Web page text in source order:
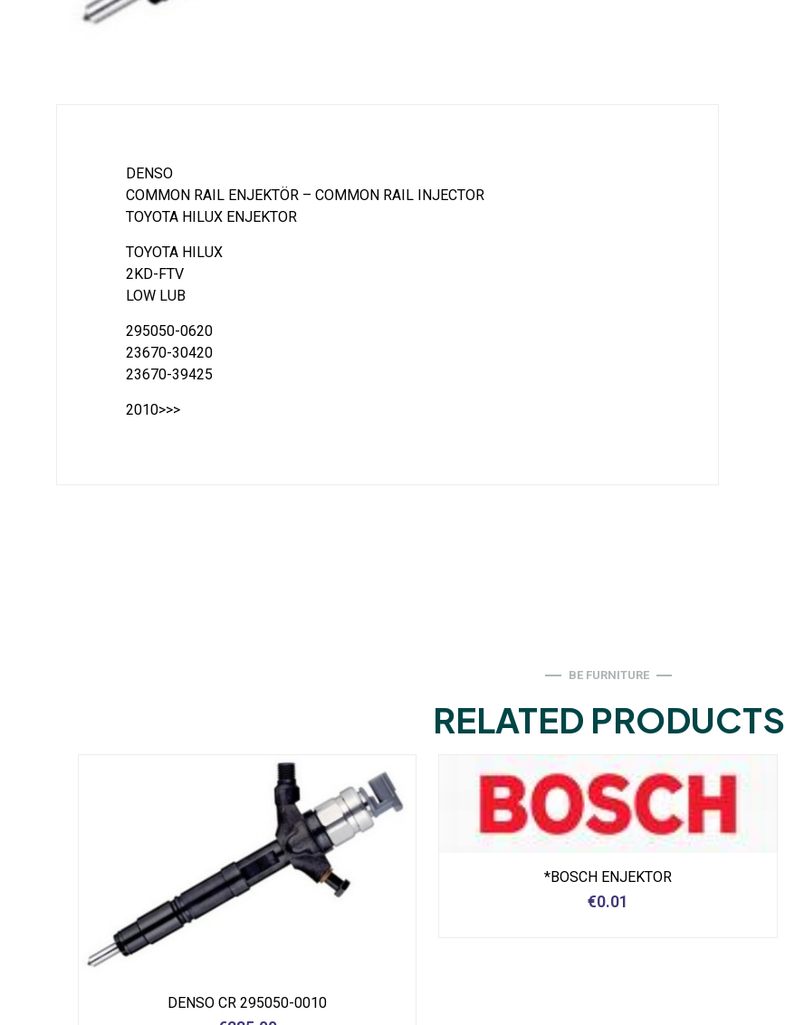
DENSO
COMMON RAIL ENJEKTÖR – COMMON RAIL INJECTOR
TOYOTA HILUX ENJEKTOR
TOYOTA HILUX
2KD-FTV
LOW LUB
295050-0620
23670-30420
23670-39425
2010>>>
BE FURNITURE
RELATED PRODUCTS
DENSO CR 295050-0010
*BOSCH ENJEKTOR
€0.01